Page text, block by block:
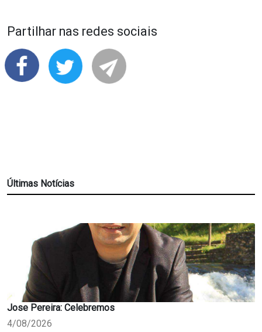
Partilhar nas redes sociais
Últimas Notícias
Jose Pereira: Celebremos
4/08/2026